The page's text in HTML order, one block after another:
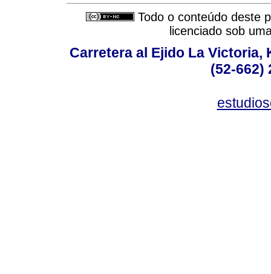
Todo o conteúdo deste
licenciado sob
Carretera al Ejido La Victoria,
(52-662)